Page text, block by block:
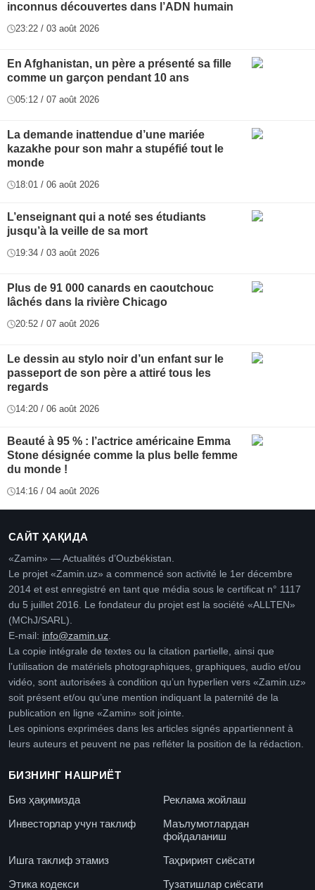
inconnus découvertes dans l’ADN humain
23:22 / 03 août 2026
En Afghanistan, un père a présenté sa fille
comme un garçon pendant 10 ans
05:12 / 07 août 2026
La demande inattendue d’une mariée
kazakhe pour son mahr a stupéfié tout le
monde
18:01 / 06 août 2026
L’enseignant qui a noté ses étudiants
jusqu’à la veille de sa mort
19:34 / 03 août 2026
Plus de 91 000 canards en caoutchouc
lâchés dans la rivière Chicago
20:52 / 07 août 2026
Le dessin au stylo noir d’un enfant sur le
passeport de son père a attiré tous les
regards
14:20 / 06 août 2026
Beauté à 95 % : l’actrice américaine Emma
Stone désignée comme la plus belle femme
du monde !
14:16 / 04 août 2026
САЙТ ҲАҚИДА
«Zamin» — Actualités d’Ouzbékistan.
Le projet «Zamin.uz» a commencé son activité le 1er décembre
2014 et est enregistré en tant que média sous le certificat n° 1117
du 5 juillet 2016. Le fondateur du projet est la société «ALLTEN»
(MChJ/SARL).
E-mail: info@zamin.uz.
La copie intégrale de textes ou la citation partielle, ainsi que
l’utilisation de matériels photographiques, graphiques, audio et/ou
vidéo, sont autorisées à condition qu’un hyperlien vers «Zamin.uz»
soit présent et/ou qu’une mention indiquant la paternité de la
publication en ligne «Zamin» soit jointe.
Les opinions exprimées dans les articles signés appartiennent à
leurs auteurs et peuvent ne pas refléter la position de la rédaction.
БИЗНИНГ НАШРИЁТ
Биз ҳақимизда
Реклама жойлаш
Инвесторлар учун таклиф
Маълумотлардан
фойдаланиш
Ишга таклиф этамиз
Таҳририят сиёсати
Этика кодекси
Тузатишлар сиёсати